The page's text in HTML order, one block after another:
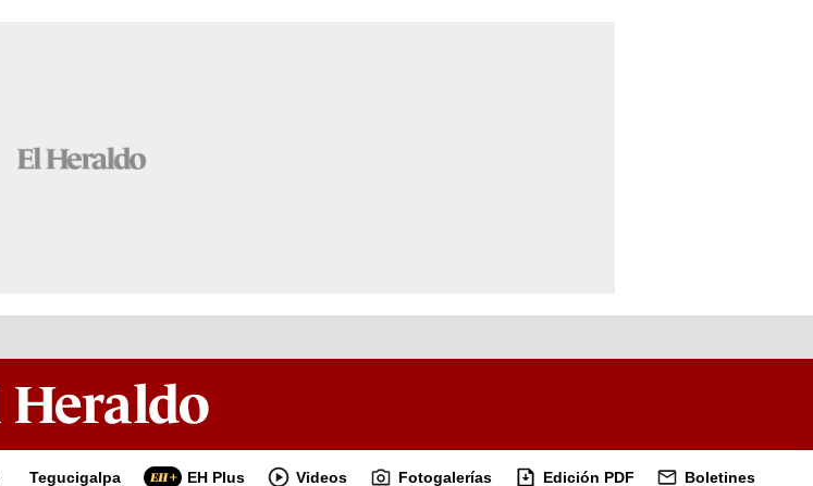
Tegucigalpa EH Plus Videos Fotogalerías Edición PDF Boletines